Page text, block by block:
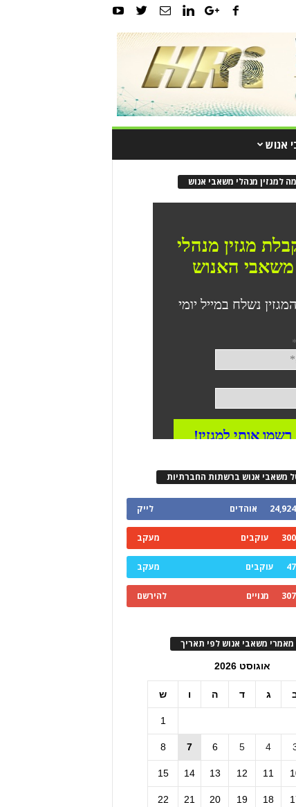
אנוש
למגזין מנהלי משאבי אנוש
משאבי אנוש ברשתות החברתיות
24,924 אוהדים לייק
300 עוקבים מעקב
47 עוקבים מעקב
307 מנויים להירשם
מאמרי משאבי אנוש לפי תאריך
אוגוסט 2026
ג ד ה ו ש
1
4
5
6
7
8
11
12
13
14
15
18
19
20
21
22